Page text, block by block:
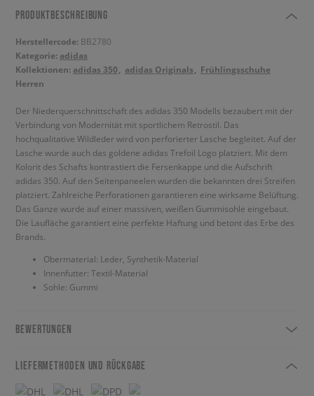
PRODUKTBESCHREIBUNG
Herstellercode: BB2780
Kategorie: adidas
Kollektionen: adidas 350 adidas Originals
Frühlingsschuhe
Herren
Der Niederquerschnittschaft des adidas 350 Modells bezaubert mit der
Verbindung von Modernität mit sportlichem Retrostil. Das
hochqualitative Wildleder wird von perforierter Lasche begleitet. Auf der
Lasche wurde auch das goldene adidas Trefoil Logo platziert. Mit dem
Kolorit des Schafts kontrastiert die Fersenkappe und die Aufschrift
adidas 350. Auf den Seitenpaneelen wurden die bekannten drei Streifen
platziert. Zahlreiche Perforationen garantieren eine wirksame Belüftung.
Das Ganze wurde auf einer massiven, weißen Gummisohle eingebaut.
Die Laufläche garantiert eine perfekte Haftung und betont das Erbe des
Brands.
Obermaterial: Leder, Synthetik-Material
Innenfutter: Textil-Material
Sohle: Gummi
BEWERTUNGEN
LIEFERMETHODEN UND RÜCKGABE